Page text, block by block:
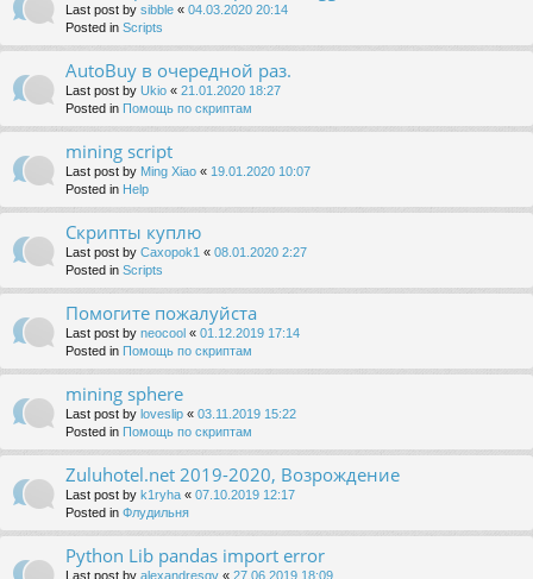
Last post by sibble « 04.03.2020 20:14
Posted in Scripts
AutoBuy в очередной раз.
Last post by Ukio « 21.01.2020 18:27
Posted in Помощь по скриптам
mining script
Last post by Ming Xiao « 19.01.2020 10:07
Posted in Help
Скрипты куплю
Last post by Caxopok1 « 08.01.2020 2:27
Posted in Scripts
Помогите пожалуйста
Last post by neocool « 01.12.2019 17:14
Posted in Помощь по скриптам
mining sphere
Last post by loveslip « 03.11.2019 15:22
Posted in Помощь по скриптам
Zuluhotel.net 2019-2020, Возрождение
Last post by k1ryha « 07.10.2019 12:17
Posted in Флудильня
Python Lib pandas import error
Last post by alexandresgv « 27.06.2019 18:09